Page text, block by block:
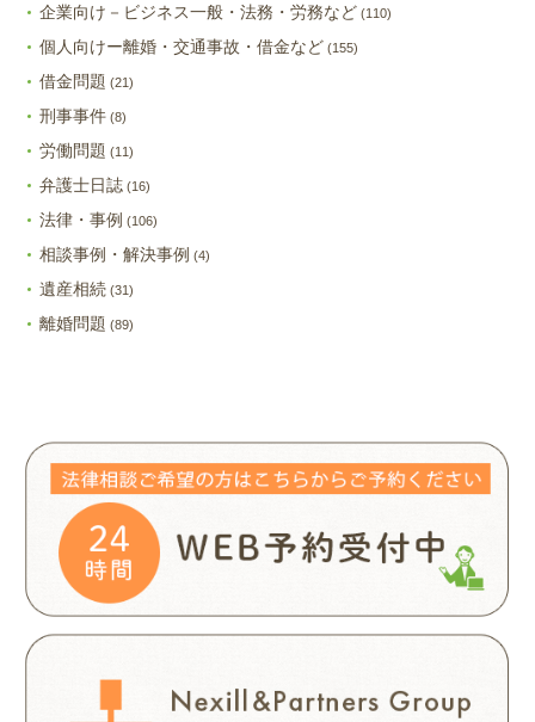
企業向け－ビジネス一般・法務・労務など(110)
個人向けー離婚・交通事故・借金など(155)
借金問題 (21)
刑事事件(8)
労働問題 (11)
弁護士日誌(16)
法律・事例 (106)
相談事例・解決事例 (4)
遺産相続(31)
離婚問題 (89)